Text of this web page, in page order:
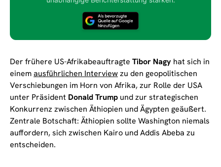
Der frühere US-Afrikabeauftragte Tibor Nagy hat sich in
einemausführlichen Interviewzu den geopolitischen
Verschiebungen im Horn von Afrika, zur Rolle der USA
unter Präsident Donald Trump und zur strategischen
Konkurrenz zwischen Äthiopien und Ägypten geäußert.
Zentrale Botschaft: Äthiopien sollte Washington niemals
auffordern, sich zwischen Kairo und Addis Abeba zu
entscheiden.